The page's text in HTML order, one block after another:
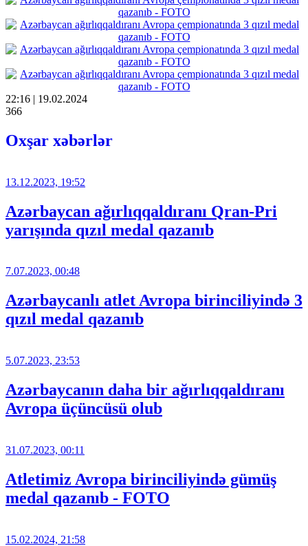
22:16 | 19.02.2024
366
Oxşar xəbərlər
13.12.2023, 19:52
Azərbaycan ağırlıqqaldıranı Qran-Pri
yarışında qızıl medal qazanıb
7.07.2023, 00:48
Azərbaycanlı atlet Avropa birinciliyində 3
qızıl medal qazanıb
5.07.2023, 23:53
Azərbaycanın daha bir ağırlıqqaldıranı
Avropa üçüncüsü olub
31.07.2023, 00:11
Atletimiz Avropa birinciliyində gümüş
medal qazanıb - FOTO
15.02.2024, 21:58